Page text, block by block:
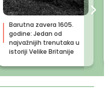
Barutna zavera 1605.
godine: Jedan od
najvažnijih trenutaka u
istoriji Velike Britanije